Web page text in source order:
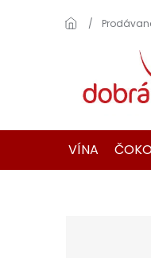
VÍNA
Domů